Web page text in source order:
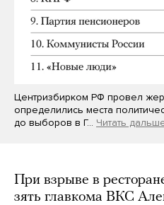
Центризбирком РФ провел
определились места
до выборов в Г… Читать
При взрыве в
зять главкома ВКС